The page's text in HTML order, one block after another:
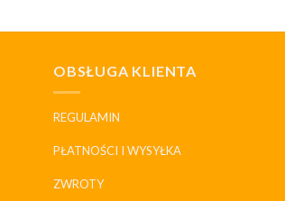
OBSŁUGA KLIENTA
REGULAMIN
PŁATNOŚCI I WYSYŁKA
ZWROTY